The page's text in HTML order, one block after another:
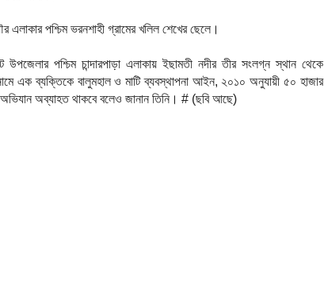
পশ্চিম ভরনশাহী গ্রামের খলিল শেখের ছেলে।
উপজেলার পশ্চিম চান্দারপাড়া এলাকায় ইছামতী নদীর তীর সংলগ্ন স্থান থেকে
এক ব্যক্তিকে বালুমহাল ও মাটি ব্যবস্থাপনা আইন, ২০১০ অনুযায়ী ৫০ হাজার
অভিযান অব্যাহত থাকবে বলেও জানান তিনি। # (ছবি আছে)